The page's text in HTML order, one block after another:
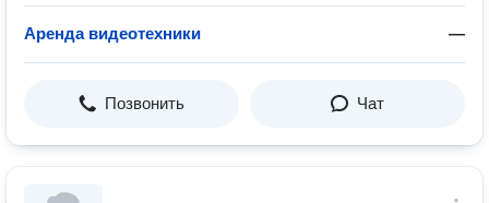
Аренда видеотехники —
Позвонить Чат